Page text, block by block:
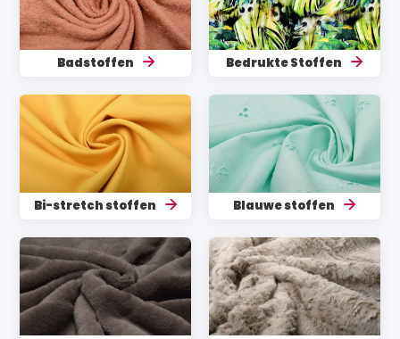
Badstoffen Bedrukte Stoffen
Bi-stretch stoffen Blauwe stoffen